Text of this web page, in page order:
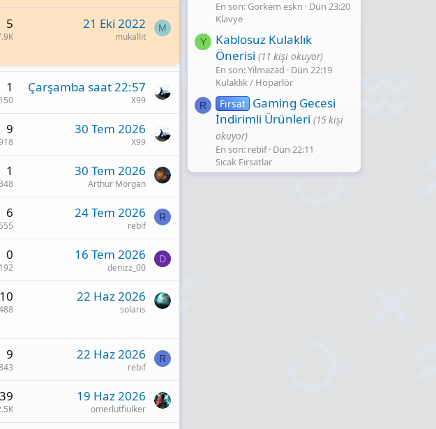
5 21 Eki 2022
mukallit
M
1
150
Çarşamba saat 22:57
X99
9 30 Tem 2026
X99
1 30 Tem 2026
Arthur Morgan
6
555
24 Tem 2026
rebif
R
0
192
16 Tem 2026
denizz_00
D
10 22 Haz 2026
solaris
9 22 Haz 2026
rebif
R
39 19 Haz 2026
omerlutfiulker
En son: Gorkem eskn
Dün 23:20
Klavye
Y
Kablosuz Kulaklık
Önerisi (11 kişi okuyor)
En son: Yilmazad
Dün 22:19
Kulaklık / Hoparlör
R Fırsat Gaming Gecesi̇
İndi̇ri̇mli̇ Ürünleri̇ (15 kişi
okuyor)
En son: rebif Dün 22:11
Sıcak Fırsatlar